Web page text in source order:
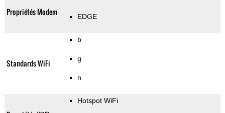
Propriétés Modem EDGE
Standards WiFi
b
g
n
Hotspot WiFi